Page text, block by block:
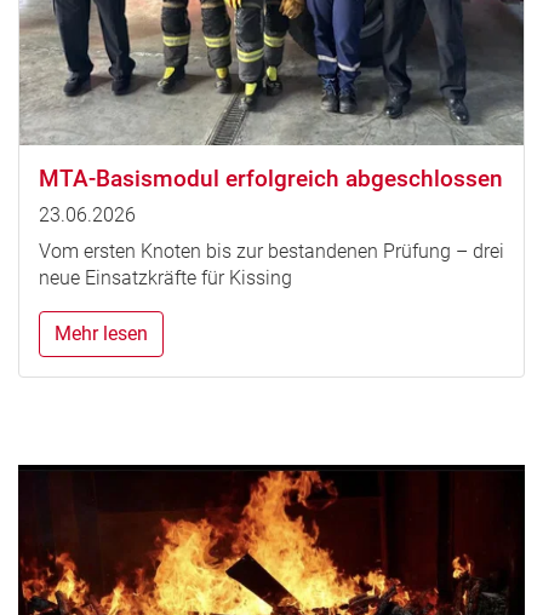
MTA-Basismodul erfolgreich abgeschlossen
23.06.2026
Vom ersten Knoten bis zur bestandenen Prüfung – drei
neue Einsatzkräfte für Kissing
Mehr lesen